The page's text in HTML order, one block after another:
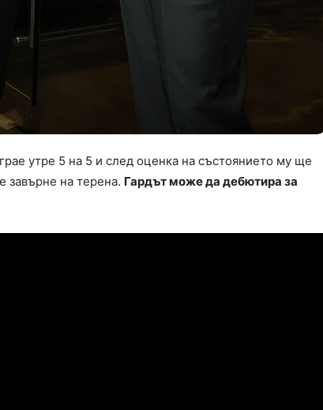
утре 5 на 5 и след оценка на състоянието му ще
завърне на терена. Гардът може да дебютира за